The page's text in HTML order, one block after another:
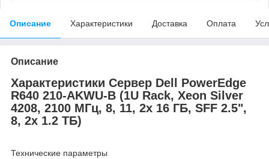
Описание Характеристики Доставка Оплата
Описание
Характеристики Сервер Dell PowerEdge
R640 210-AKWU-B (1U Rack, Xeon Silver
4208, 2100 МГц, 8, 11, 2x 16 ГБ, SFF 2.5",
8, 2x 1.2 ТБ)
Технические параметры